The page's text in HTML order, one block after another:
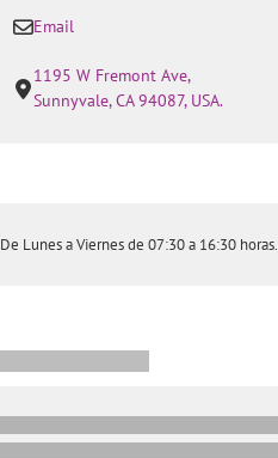
Email
1195 W Fremont Ave,
Sunnyvale, CA 94087, USA.
De Lunes a Viernes de 07:30 a 16:30 horas.